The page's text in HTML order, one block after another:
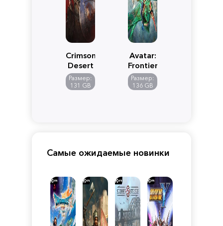
Crimson
Desert
Размер:
131 GB
Avatar:
Frontiers
of
Pandora
Размер:
136 GB
Самые ожидаемые новинки